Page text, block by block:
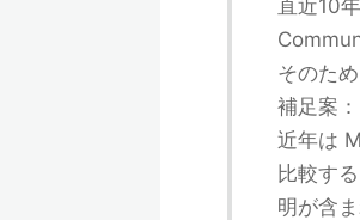
直近10
そのた
補足案：
近年は
比較す
明が含